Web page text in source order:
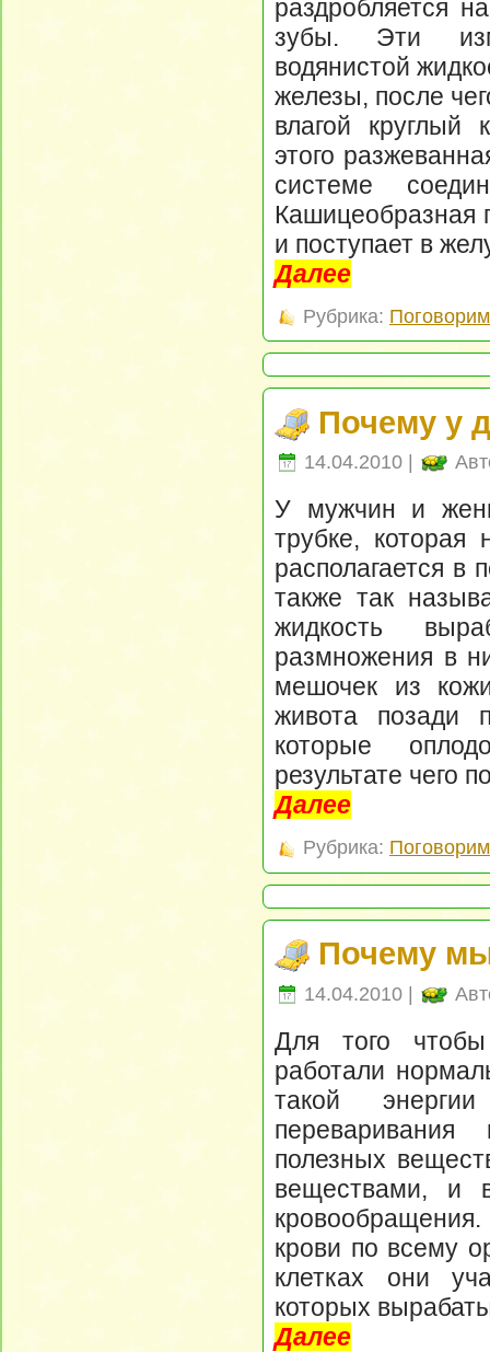
раздробляется
зубы. Эти
водянистой
железы, после
влагой круглый
этого
системе
Кашицеобразная
и поступает в
Далее
Рубрика:
Почему у
14.04.2010 |
У мужчин и
трубке, которая
располагается в
также так
жидкость
размножения в
мешочек из
живота позади
которые
результате чего
Далее
Рубрика:
Почему
14.04.2010 |
Для того чтобы
работали
такой
полезных
веществами, и
крови по всему
клетках они
которых
Далее